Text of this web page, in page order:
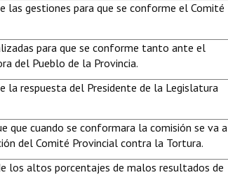
las gestiones para que se conforme el Comité
para que se conforme tanto ante el
del Pueblo de la Provincia.
la respuesta del Presidente de la Legislatura
que cuando se conformara la comisión se va a
del Comité Provincial contra la Tortura.
los altos porcentajes de malos resultados de